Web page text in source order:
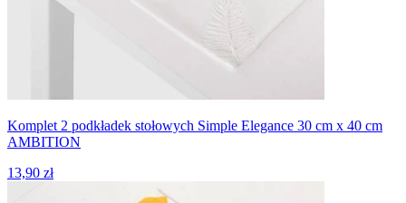
Komplet 2 podkładek stołowych Simple Elegance 30 cm x 40 cm
AMBITION
13,90 zł